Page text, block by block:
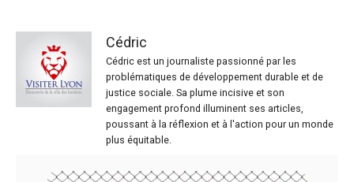
Cédric
Cédric est un journaliste passionné par les
problématiques de développement durable et de
justice sociale. Sa plume incisive et son
engagement profond illuminent ses articles,
poussant à la réflexion et à l'action pour un monde
plus équitable.